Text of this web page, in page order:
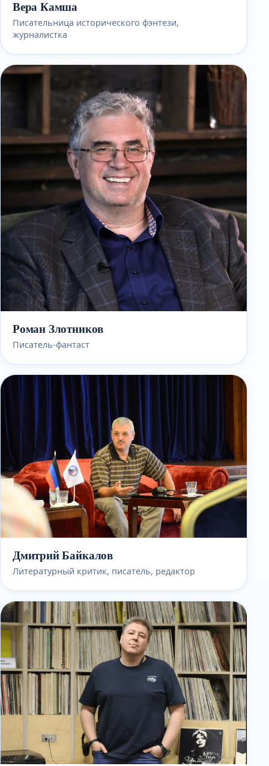
Вера Камша
Писательница исторического фэнтези,
журналистка
Роман Злотников
Писатель-фантаст
Дмитрий Байкалов
Литературный критик, писатель, редактор